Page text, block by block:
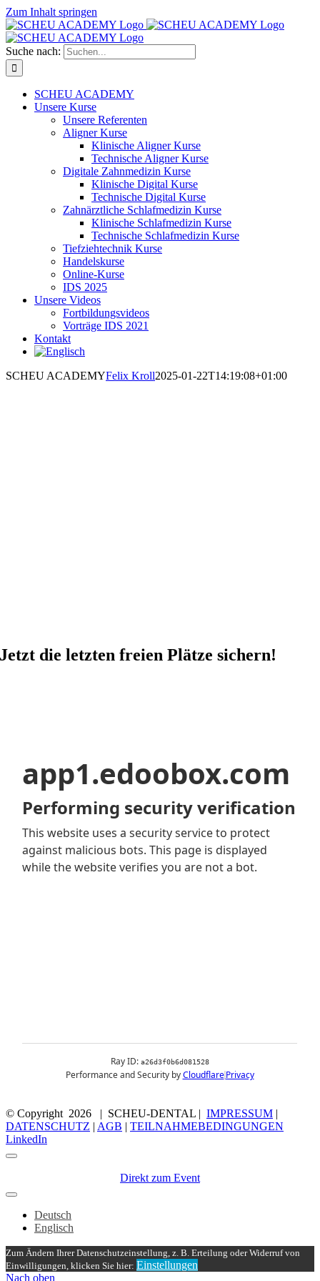
Zum Inhalt springen
Suche nach:
SCHEU ACADEMY
Unsere Kurse
Unsere Referenten
Aligner Kurse
Klinische Aligner Kurse
Technische Aligner Kurse
Digitale Zahnmedizin Kurse
Klinische Digital Kurse
Technische Digital Kurse
Zahnärztliche Schlafmedizin Kurse
Klinische Schlafmedizin Kurse
Technische Schlafmedizin Kurse
Tiefziehtechnik Kurse
Handelskurse
Online-Kurse
IDS 2025
Unsere Videos
Fortbildungsvideos
Vorträge IDS 2021
Kontakt
SCHEU ACADEMYFelix Kroll2025-01-22T14:19:08+01:00
Jetzt die letzten freien Plätze sichern!
© Copyright 2026 | SCHEU-DENTAL | IMPRESSUM |
DATENSCHUTZ | AGB | TEILNAHMEBEDINGUNGEN
LinkedIn
Direkt zum Event
Deutsch
Englisch
Zum Ändern Ihrer Datenschutzeinstellung, z. B. Erteilung oder Widerruf von
Einwilligungen, klicken Sie hier: Einstellungen
Nach oben